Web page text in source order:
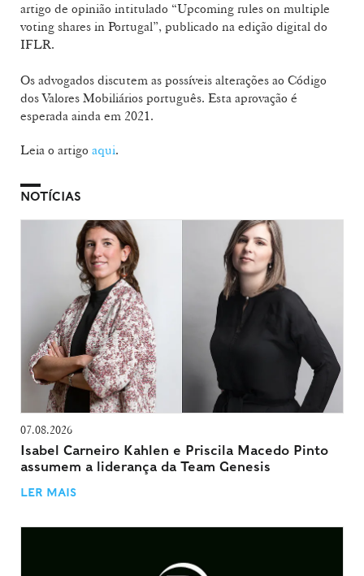
artigo de opinião intitulado “Upcoming rules on multiple
voting shares in Portugal”, publicado na edição digital do
IFLR.
Os advogados discutem as possíveis alterações ao Código
dos Valores Mobiliários português. Esta aprovação é
esperada ainda em 2021.
Leia o artigo aqui.
NOTÍCIAS
07.08.2026
Isabel Carneiro Kahlen e Priscila Macedo Pinto
assumem a liderança da Team Genesis
LER MAIS